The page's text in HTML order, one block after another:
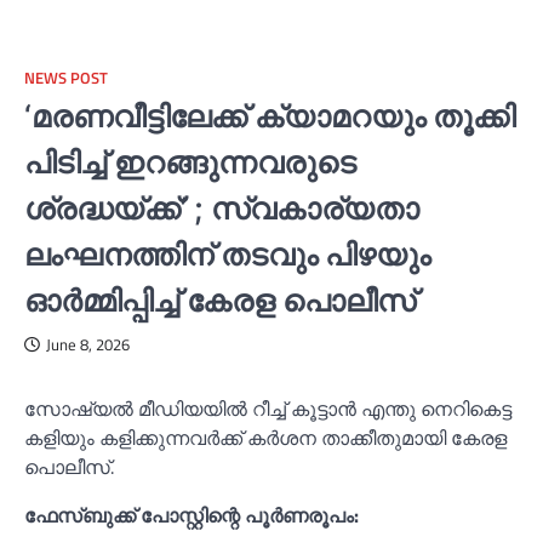
NEWS POST
‘മരണവീട്ടിലേക്ക് ക്യാമറയും തൂക്കി
പിടിച്ച്‌ ഇറങ്ങുന്നവരുടെ
ശ്രദ്ധയ്ക്ക്‌’ ; സ്വകാര്യതാ
ലംഘനത്തിന് തടവും പിഴയും
ഓര്‍മ്മിപ്പിച്ച്‌ കേരള പൊലീസ്
June 8, 2026
സോഷ്യല്‍ മീഡിയയില്‍ റീച്ച്‌ കൂട്ടാൻ എന്തു നെറികെട്ട
കളിയും കളിക്കുന്നവർക്ക്‌ കർശന താക്കീതുമായി കേരള
പൊലീസ്.
ഫേസ്ബുക്ക് പോസ്റ്റിന്റെ പൂർണരൂപം: